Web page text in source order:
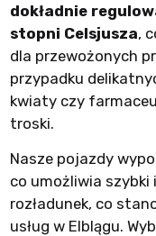
dokładnie
stopni Celsjusza,
dla przewożonych
przypadku
kwiaty czy
troski.
Nasze pojazdy
co umożliwia szybki
rozładunek, co
usług w Elblągu.